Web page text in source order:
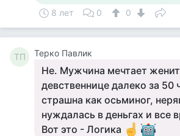
8 лет 0 0
ТП Терко Павлик
Не. Мужчина мечтает
девственнице далеко за 50
страшна как осьминог,
нуждалась в деньгах и все
Вот это - Логика